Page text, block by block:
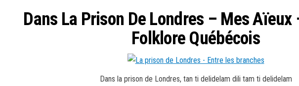
Dans La Prison De Londres – Mes Aïeux
Folklore Québécois
Dans la prison de Londres, tan ti delidelam dili tam ti delidelam